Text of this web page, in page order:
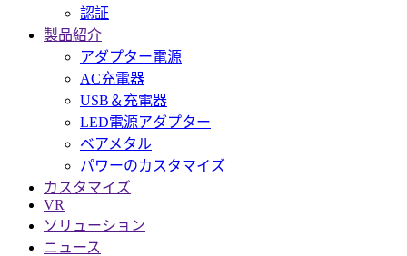
認証
製品紹介
アダプター電源
AC充電器
USB＆充電器
LED電源アダプター
ベアメタル
パワーのカスタマイズ
カスタマイズ
VR
ソリューション
ニュース